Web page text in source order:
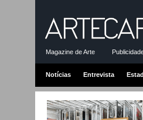
Magazine de Arte
Notícias Entrevista